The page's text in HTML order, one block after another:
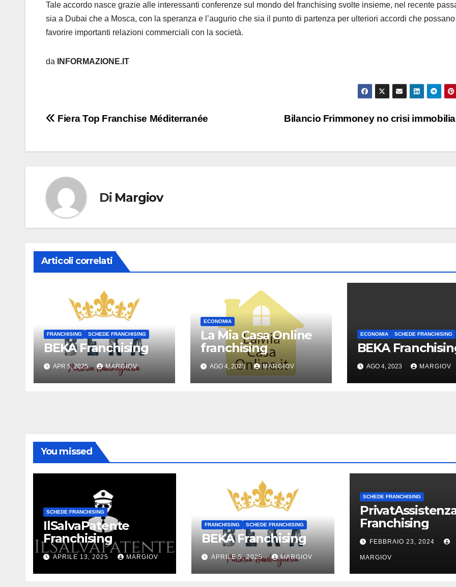
Tale accordo nasce grazie alle interessanti conferenze sul mondo del franchising svolte insieme, nel recente
sia a Dubai che a Mosca, con la speranza e l’augurio che sia il punto di partenza per ulteriori accordi che possano
favorire importanti relazioni commerciali con la società.
da INFORMAZIONE.IT
Navigazione
Bilancio Frimmoney no crisi
Fiera Top Franchise Méditerranée
Di Margiov
Articoli correlati
FRANCHISING SCHEDE FRANCHISING
BEKA Franchising
APR 5, 2025 MARGIOV
ECONOMIA
La Mia Casa Online
franchising
AGO 4, 2023 MARGIOV
ECONOMIA SCHEDE FRANCHISING
BEKA
AGO 4, 2023 MARGIOV
You missed
SCHEDE FRANCHISING
IlSalvaPatente
Franchising
APRILE 13, 2025 MARGIOV
FRANCHISING SCHEDE FRANCHISING
BEKA Franchising
APRILE 5, 2025 MARGIOV
SCHEDE FRANCHISING
Franchising
FEBBRAIO 23, 2024
MARGIOV